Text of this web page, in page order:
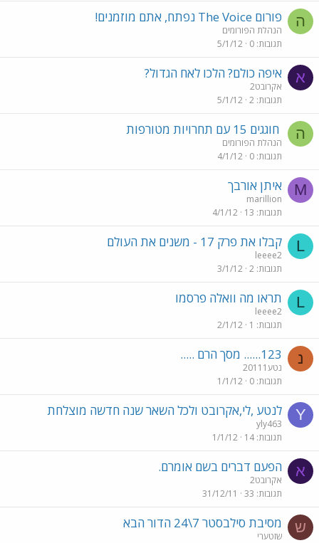
ה פורום The Voice נפתח, אתם מוזמנים!
הנהלת הפורומים
תגובות 0
5/1/12
א איפה כולם? הלכו לאח הגדול?
אקרובט2
תגובות 2
5/1/12
ה חוגגים 15 עם תחרויות מטורפות
הנהלת הפורומים
תגובות 0
4/1/12
M איתן אורבך
marillion
תגובות 13
4/1/12
L קבלו את פרק 17 - משנים את העולם
leeee2
תגובות 2
3/1/12
L תראו מה וואלה פרסמו
leeee2
תגובות 1
2/1/12
נ 123...... מסך הרם .....
נטע20111
תגובות 0
1/1/12
Y לנטע ,לי,אקרובט ולכל השאר שנה חדשה מוצלחת
yly463
תגובות 14
1/1/12
א הפעם דברים בשם אומרם.
אקרובט2
תגובות 33
31/12/11
ש מסיבת סילבסטר 7\24 הדור הבא
שזטערי